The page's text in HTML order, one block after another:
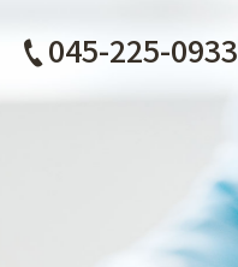
045-225-0933